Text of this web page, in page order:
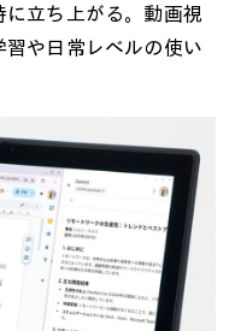
立ち上がる。動画視
や日常レベルの使い